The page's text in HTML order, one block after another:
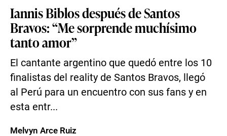
Iannis Biblos después de Santos
Bravos: “Me sorprende muchísimo
tanto amor”
El cantante argentino que quedó entre los 10
finalistas del reality de Santos Bravos, llegó
al Perú para un encuentro con sus fans y en
esta entr...
Melvyn Arce Ruiz